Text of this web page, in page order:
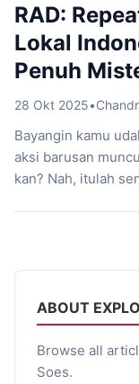
ABOUT
Browse all
Soes.
RAD:
Lokal
Penuh
28 Okt 2025•
Bayangin kamu
aksi barusan
kan? Nah, itulah